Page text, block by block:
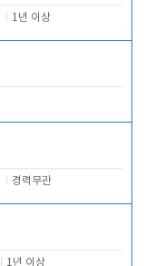
1년 이상
경력무관
1년 이상